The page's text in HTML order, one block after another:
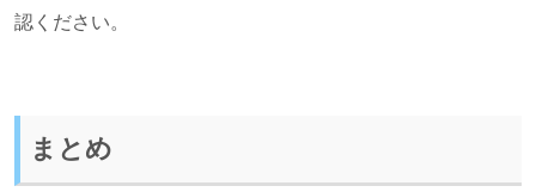
認ください。
まとめ